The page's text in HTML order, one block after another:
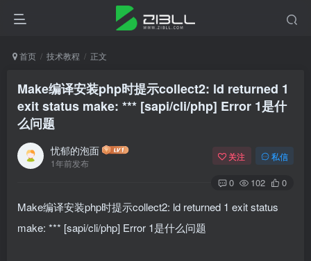
首页 技术教程 正文
Make编译安装php时提示collect2: ld returned 1
exit status make: *** [sapi/cli/php] Error 1是什
么问题
忧郁的泡面
1年前发布
关注 私信
0 102 0
Make编译安装php时提示collect2: ld returned 1 exit status
make: *** [sapi/cli/php] Error 1是什么问题